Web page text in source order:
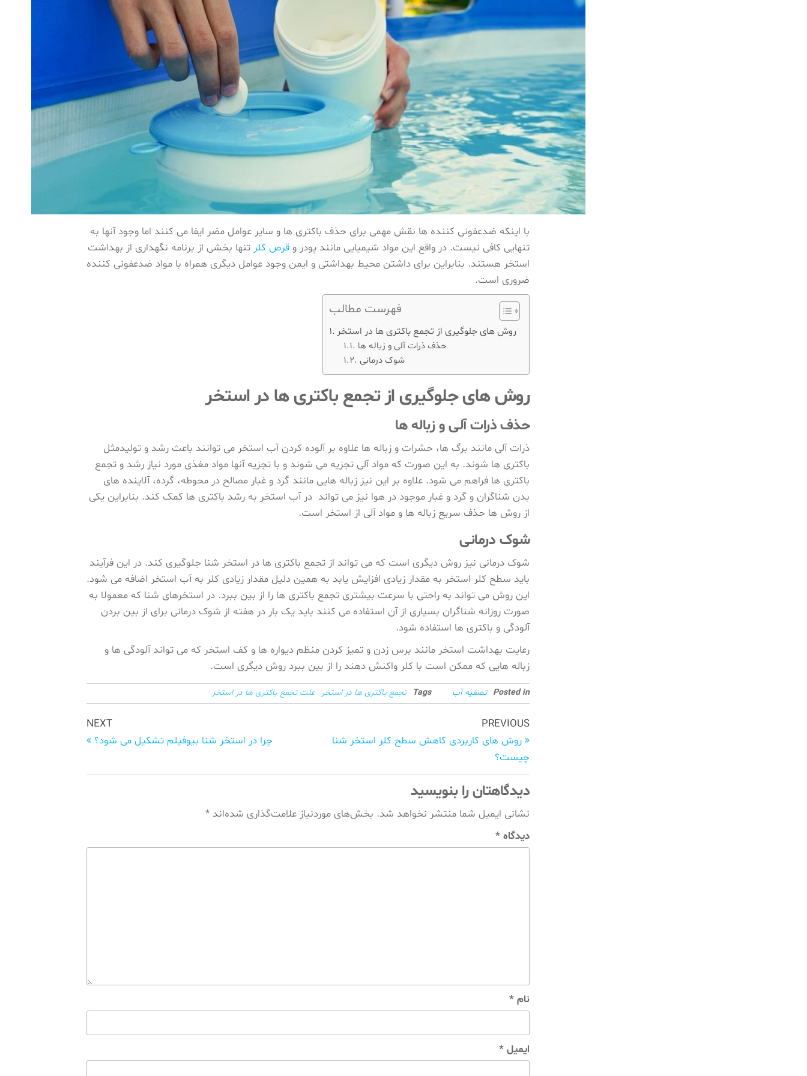
با اینکه ضدعفونی کننده ها نقش مهمی برای حذف باکتری ها و سایر عوامل مضر ایفا می کنند اما وجود آنها به
تنهایی کافی نیست. در واقع این مواد شیمیایی مانند پودر و قرص کلر تنها بخشی از برنامه نگهداری از بهداشت
استخر هستند. بنابراین برای داشتن محیط بهداشتی و ایمن وجود عوامل دیگری همراه با مواد ضدعفونی کننده
ضروری است.
فهرست مطالب
روش های جلوگیری از تجمع باکتری ها در استخر
حذف ذرات آلی و زباله ها
شوک درمانی
روش های جلوگیری از تجمع باکتری ها در استخر
حذف ذرات آلی و زباله ها
ذرات آلی مانند برگ ها، حشرات و زباله ها علاوه بر آلوده کردن آب استخر می توانند باعث رشد و تولیدمثل
باکتری ها شوند. به این صورت که مواد آلی تجزیه می شوند و با تجزیه آنها مواد مغذی مورد نیاز رشد و تجمع
باکتری ها فراهم می شود. علاوه بر این نیز زباله هایی مانند گرد و غبار مصالح در محوطه، گرده، آلاینده های
بدن شناگران و گرد و غبار موجود در هوا نیز می تواند در آب استخر به رشد باکتری ها کمک کند. بنابراین یکی
از روش ها حذف سریع زباله ها و مواد آلی از استخر است.
شوک درمانی
شوک درمانی نیز روش دیگری است که می تواند از تجمع باکتری ها در استخر شنا جلوگیری کند‌. در این فرآیند
باید سطح کلر استخر به مقدار زیادی افزایش یابد به همین دلیل مقدار زیادی کلر به آب استخر اضافه می شود.
این روش می تواند به راحتی با سرعت بیشتری تجمع باکتری ها را از بین ببرد. در استخرهای شنا که معمولا به
صورت روزانه شناگران بسیاری از آن استفاده می کنند باید یک بار در هفته از شوک درمانی برای از بین بردن
آلودگی و باکتری ها استفاده شود.
رعایت بهداشت استخر مانند برس زدن و تمیز کردن منظم دیواره ها و کف استخر که می تواند آلودگی ها و
زباله هایی که ممکن است با کلر واکنش دهند را از بین ببرد‌ روش دیگری است.
Posted in تصفیه آب Tags تجمع باکتری ها در استخر علت تجمع باکتری ها در استخر
راهبری
نوشته‌ها
Previous
Post
PREVIOUS
روش های کاربردی کاهش سطح کلر استخر شنا
چیست؟
Next
Post
NEXT
چرا در استخر شنا بیوفیلم تشکیل می شود؟
دیدگاهتان را بنویسید
نشانی ایمیل شما منتشر نخواهد شد. بخش‌های موردنیاز علامت‌گذاری شده‌اند *
دیدگاه *
نام *
ایمیل *